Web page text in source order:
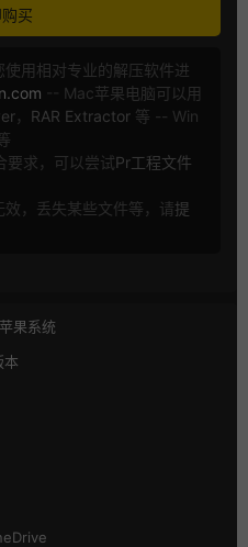
买
用相对专业的解压软件进
-- Mac苹果电脑可以用
， RAR Extractor 等 -- Win
求，可以尝试Pr工程文件
，丢失某些文件等，请提
果系统
本